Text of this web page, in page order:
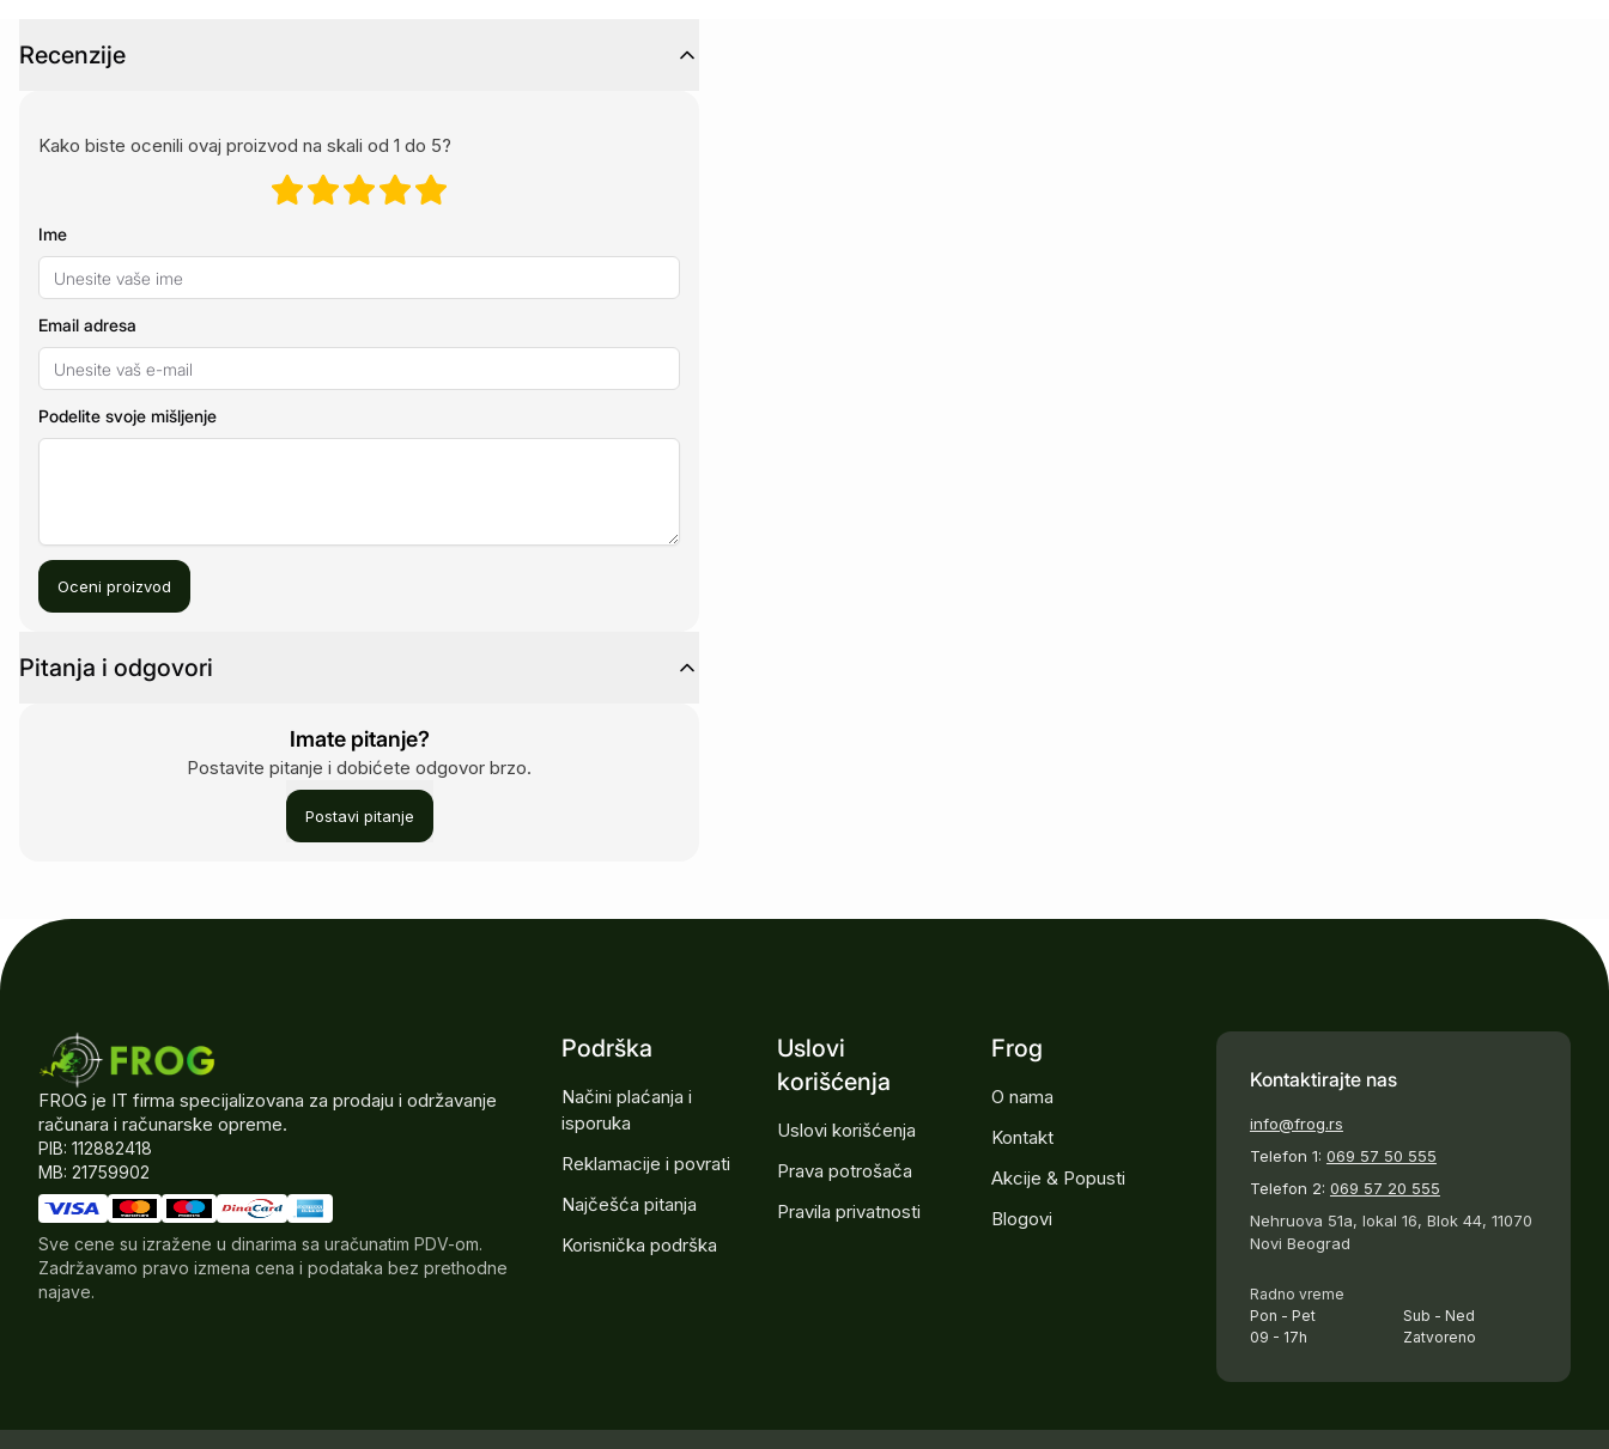
Recenzije
Kako biste ocenili ovaj proizvod na skali od 1 do 5?
Ime
Email adresa
Podelite svoje mišljenje
Oceni proizvod
Pitanja i odgovori
Imate pitanje?
Postavite pitanje i dobićete odgovor brzo.
Postavi pitanje
FROG je IT firma specijalizovana za prodaju i održavanje
računara i računarske opreme.
PIB: 112882418
MB: 21759902
Sve cene su izražene u dinarima sa uračunatim PDV-om.
Zadržavamo pravo izmena cena i podataka bez prethodne
najave.
Podrška
Načini plaćanja i
isporuka
Reklamacije i povrati
Najčešća pitanja
Korisnička podrška
Uslovi
korišćenja
Uslovi korišćenja
Prava potrošača
Pravila privatnosti
Frog
O nama
Kontakt
Akcije & Popusti
Blogovi
Kontaktirajte nas
info@frog.rs
Telefon 1: 069 57 50 555
Telefon 2: 069 57 20 555
Nehruova 51a, lokal 16, Blok 44, 11070
Novi Beograd
Radno vreme
Pon - Pet
09 - 17h
Sub - Ned
Zatvoreno